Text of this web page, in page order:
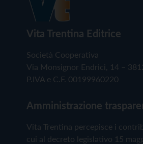
Vita Trentina Editrice
Società Cooperativa
Via Monsignor Endrici, 14 –
P.IVA e C.F. 00199960220
Amministrazione
Vita Trentina percepisce i
cui al decreto legislativo 15